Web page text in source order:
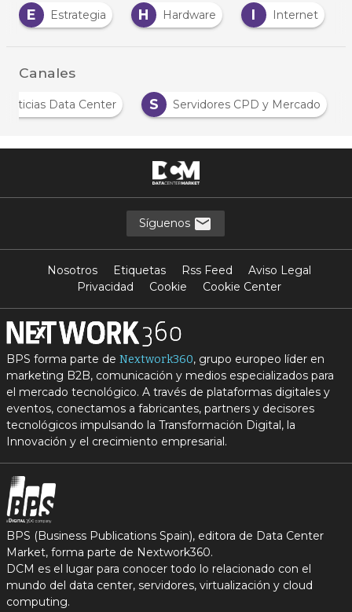
E
Estrategia H Hardware I Internet
Canales
Noticias Data Center S Servidores CPD y Mercado
Síguenos
Nosotros Etiquetas Rss Feed
Aviso Legal
Privacidad
Cookie Cookie Center
BPS forma parte de Nextwork360, grupo europeo líder en
marketing B2B, comunicación y medios especializados para
el mercado tecnológico. A través de plataformas digitales y
eventos, conectamos a fabricantes, partners y decisores
tecnológicos impulsando la Transformación Digital, la
Innovación y el crecimiento empresarial.
BPS (Business Publications Spain), editora de Data Center
Market, forma parte de Nextwork360.
DCM es el lugar para conocer todo lo relacionado con el
mundo del data center, servidores, virtualización y cloud
computing.